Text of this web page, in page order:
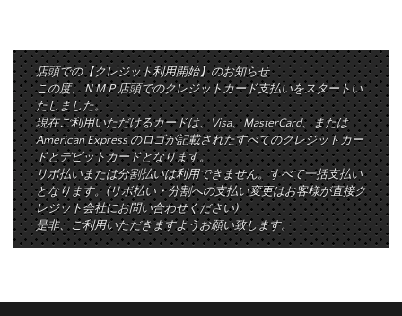
店頭での【クレジット利用開始】のお知らせ
この度、ＮＭＰ店頭でのクレジットカード支払いをスタートい
たしました。
現在ご利用いただけるカードは、Visa、MasterCard、または
American Express のロゴが記載されたすべてのクレジットカー
ドとデビットカードとなります。
リボ払いまたは分割払いは利用できません。すべて一括支払い
となります。(リボ払い・分割への支払い変更はお客様が直接ク
レジット会社にお問い合わせください)
是非、ご利用いただきますようお願い致します。